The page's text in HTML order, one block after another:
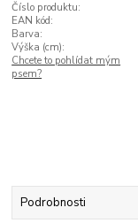
Číslo produktu:
EAN kód:
Barva:
Výška (cm):
Chcete to pohlídat mým
psem?
Podrobnosti